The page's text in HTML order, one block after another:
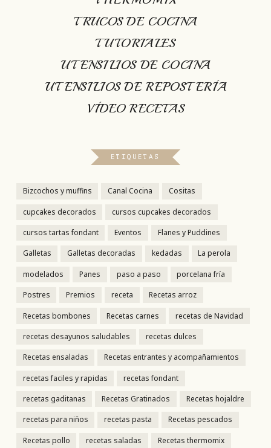
TRUCOS DE COCINA
TUTORIALES
UTENSILIOS DE COCINA
UTENSILIOS DE REPOSTERÍA
VÍDEO RECETAS
ETIQUETAS
Bizcochos y muffins Canal Cocina Cositas
cupcakes decorados cursos cupcakes decorados
cursos tartas fondant Eventos Flanes y Puddines
Galletas Galletas decoradas kedadas La perola
modelados Panes paso a paso porcelana fría
Postres Premios receta Recetas arroz
Recetas bombones Recetas carnes recetas de Navidad
recetas desayunos saludables recetas dulces
Recetas ensaladas Recetas entrantes y acompañamientos
recetas faciles y rapidas recetas fondant
recetas gaditanas Recetas Gratinados Recetas hojaldre
recetas para niños recetas pasta Recetas pescados
Recetas pollo recetas saladas Recetas thermomix